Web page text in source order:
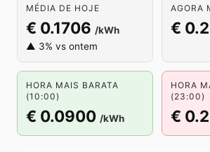
MÉDIA DE HOJE
€ 0.1706 /kWh
▲ 3% vs ontem
AGORA
€
HORA MAIS BARATA
(10:00)
€ 0.0900 /kWh
HORA
(23:00)
€